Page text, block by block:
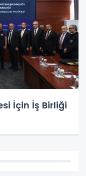
İçin İş Birliği